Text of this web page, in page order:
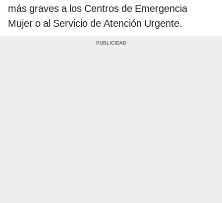
más graves a los Centros de Emergencia
Mujer o al Servicio de Atención Urgente.